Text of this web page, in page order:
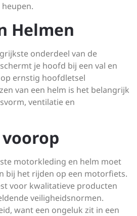
Helmen
onderdeel van de
je hoofd bij een val en
ernstig hoofdletsel
van een helm is het belangrijk
ventilatie en
motorkleding en helm moet
bij het rijden op een motorfiets.
voor kwalitatieve producten
veiligheidsnormen.
want een ongeluk zit in een